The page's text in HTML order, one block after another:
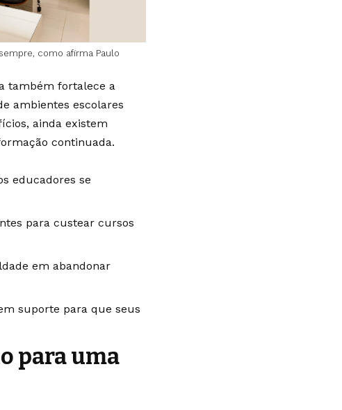
como afirma Paulo
também fortalece a
ambientes escolares
ainda existem
continuada.
educadores se
para custear cursos
em abandonar
suporte para que seus
para uma